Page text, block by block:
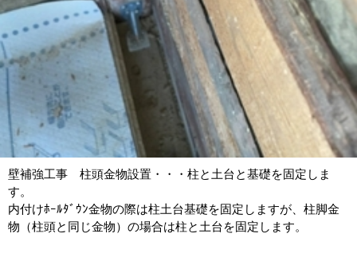
壁補強工事 柱頭金物設置・・・柱と土台と基礎を固定しま
す。
内付けﾎｰﾙﾀﾞｳﾝ金物の際は柱土台基礎を固定しますが、柱脚金
物（柱頭と同じ金物）の場合は柱と土台を固定します。